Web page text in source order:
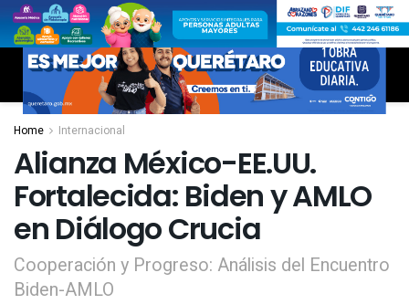
Home Internacional
Alianza México-EE.UU.
Fortalecida: Biden y AMLO
en Diálogo Crucia
Cooperación y Progreso: Análisis del Encuentro
Biden-AMLO